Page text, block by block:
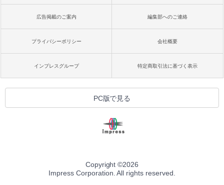
広告掲載のご案内 編集部へのご連絡
プライバシーポリシー 会社概要
インプレスグループ 特定商取引法に基づく表示
PC版で見る
Copyright ©2026
Impress Corporation. All rights reserved.